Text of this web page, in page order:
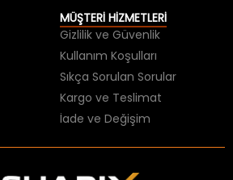
Gizlilik ve Güvenlik
Kullanım Koşulları
Sıkça Sorulan Sorular
Kargo ve Teslimat
İade ve Değişim